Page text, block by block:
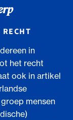
in
het recht
ook in artikel
mensen